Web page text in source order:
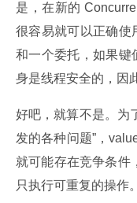
是，在新的
很容易就可以正确使
和一个委托，如果键
身是线程安全的，因
好吧，就算不是。为
发的各种问题”，
就可能存在竞争条件
只执行可重复的操作。